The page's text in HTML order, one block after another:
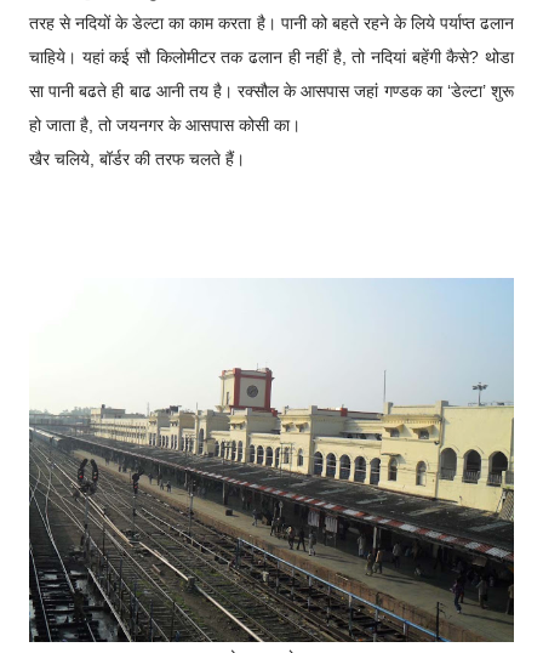
तरह से नदियों के डेल्टा का काम करता है। पानी को बहते रहने के लिये पर्याप्त ढलान
चाहिये। यहां कई सौ किलोमीटर तक ढलान ही नहीं है, तो नदियां बहेंगी कैसे? थोडा
सा पानी बढते ही बाढ आनी तय है। रक्सौल के आसपास जहां गण्डक का ‘डेल्टा’ शुरू
हो जाता है, तो जयनगर के आसपास कोसी का।
खैर चलिये, बॉर्डर की तरफ चलते हैं।